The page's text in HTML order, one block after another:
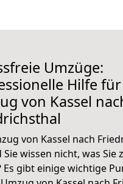
Umzüge:
Hilfe
von Kassel
von Kassel nach
Sie wissen nicht, was Sie
Es gibt einige wichtige